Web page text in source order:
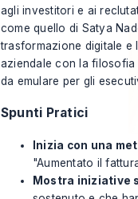
agli investitori e ai
come quello di Satya
trasformazione digitale e
aziendale con la filosofia
da emulare per gli
Spunti Pratici
Inizia con una
"Aumentato il
Mostra iniziative